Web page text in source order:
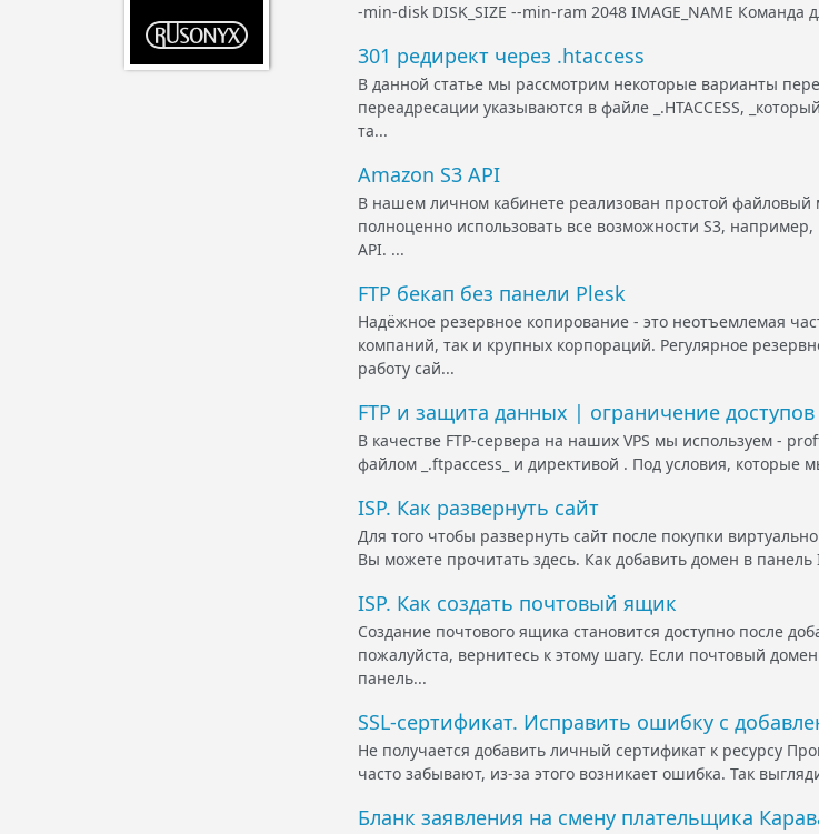
-min-disk DISK_SIZE --min-ram 2048 IMAGE_NAME
301 редирект через .htaccess
В данной статье мы рассмотрим некоторые варианты
переадресации указываются в файле _.HTACCESS,
та...
Amazon S3 API
В нашем личном кабинете реализован простой
полноценно использовать все возможности S3,
API. ...
FTP бекап без панели Plesk
Надёжное резервное копирование - это неотъемлемая
компаний, так и крупных корпораций. Регулярное
работу сай...
FTP и защита данных | ограничение доступов
В качестве FTP-сервера на наших VPS мы используем -
файлом _.ftpaccess_ и директивой . Под условия,
ISP. Как развернуть сайт
Для того чтобы развернуть сайт после покупки
Вы можете прочитать здесь. Как добавить домен в
ISP. Как создать почтовый ящик
Создание почтового ящика становится доступно после
пожалуйста, вернитесь к этому шагу. Если почтовый
панель...
SSL-сертификат. Исправить ошибку с
Не получается добавить личный сертификат к ресурсу
часто забывают, из-за этого возникает ошибка. Так
Бланк заявления на смену плательщика